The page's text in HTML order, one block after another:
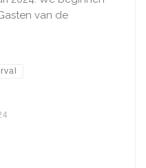
van de